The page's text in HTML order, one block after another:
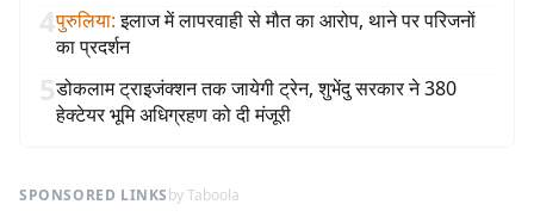
4पुरुलिया: इलाज में लापरवाही से मौत का आरोप, थाने पर परिजनों
का प्रदर्शन
5डोकलाम ट्राइजंक्शन तक जायेगी ट्रेन, शुभेंदु सरकार ने 380
हेक्टेयर भूमि अधिग्रहण को दी मंजूरी
SPONSORED LINKSby Taboola